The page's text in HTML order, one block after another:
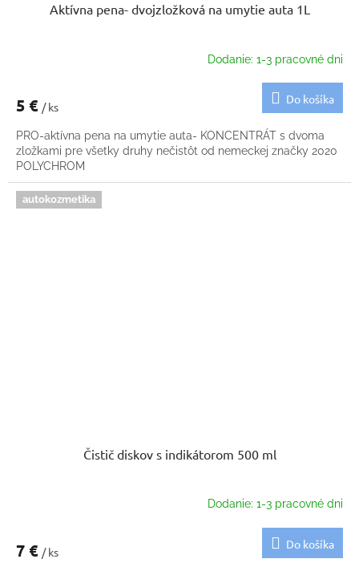
Aktívna pena- dvojzložková na umytie auta 1L
Dodanie: 1-3 pracovné dni
5 € / ks
Do košíka
PRO-aktívna pena na umytie auta- KONCENTRÁT s dvoma
zložkami pre všetky druhy nečistôt od nemeckej značky 2020
POLYCHROM
autokozmetika
Čistič diskov s indikátorom 500 ml
Dodanie: 1-3 pracovné dni
7 € / ks
Do košíka